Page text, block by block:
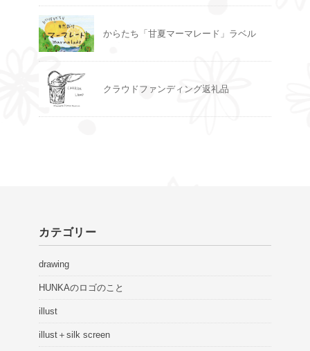
からたち「甘夏マーマレード」ラベル
クラウドファンディング返礼品
カテゴリー
drawing
HUNKAのロゴのこと
illust
illust＋silk screen